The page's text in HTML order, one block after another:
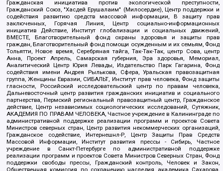
Гражданская инициатива против экологической преступности,
Гражданский Союз, "Хасдей Ерушалаим" (Милосердие), Центр поддержки и
содействия развитию средств массовой информации, В защиту прав
заключенных, Горячая Линия, Центр социально-информационных
инициатив Действие, Институт глобализации и социальных движений,
ВМЕСТЕ, Благотворительный фонд охраны здоровья и защиты прав
граждан, Благотворительный фонд помощи осужденным и их семьям, Фонд
Тольятти, Новое время, Серебряная тайга, Так-Так-Так, центр Сова, центр
Анна, Проект Апрель, Самарская губерния, Эра здоровья, Мемориал,
Аналитический Центр Юрия Левады, Издательство Парк Гагарина, Фонд
содействия имени Андрея Рылькова, Сфера, Уральская правозащитная
группа, Женщины Евразии, СИБАЛЬТ, Институт прав человека, Фонд защиты
гласности, Российский исследовательский центр по правам человека,
Дальневосточный центр развития гражданских инициатив и социального
партнерства, Пермский региональный правозащитный центр, Гражданское
действие, Центр независимых социологических исследований, Сутяжник,
АКАДЕМИЯ ПО ПРАВАМ ЧЕЛОВЕКА, Частное учреждение в Калининграде по
административной поддержке реализации программ и проектов Совета
Министров северных стран, Центр развития некоммерческих организаций,
Гражданское содействие, Интернешнл-Р, Центр Защиты Прав Средств
Массовой Информации, Институт развития прессы - Сибирь, Частное
учреждение в Санкт-Петербурге по административной поддержке
реализации программ и проектов Совета Министров Северных Стран, Фонд
поддержки свободы прессы, Гражданский контроль, Человек и Закон,